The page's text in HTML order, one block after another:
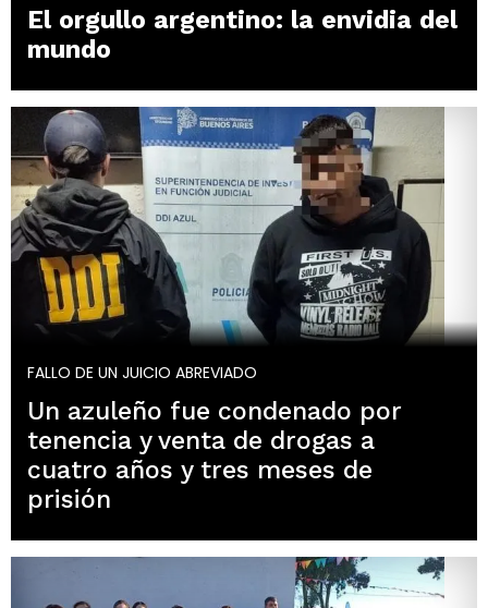
El orgullo argentino: la envidia del
mundo
FALLO DE UN JUICIO ABREVIADO
Un azuleño fue condenado por
tenencia y venta de drogas a
cuatro años y tres meses de
prisión